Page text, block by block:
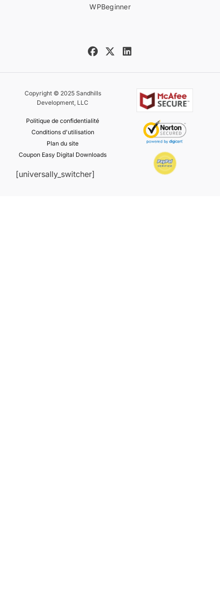
WPBeginner
Copyright © 2025 Sandhills
Development, LLC
Politique de confidentialité
Conditions d'utilisation
Plan du site
Coupon Easy Digital Downloads
[universally_switcher]